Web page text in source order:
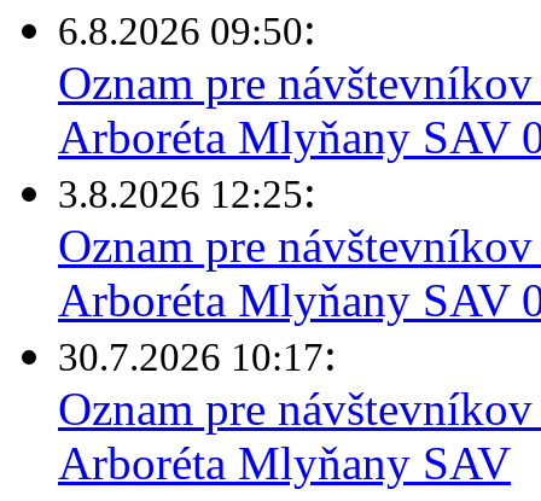
6.8.2026 09:50:
Oznam pre
Arboréta Mlyňany SAV
3.8.2026 12:25:
Oznam pre
Arboréta Mlyňany SAV
30.7.2026 10:17:
Oznam pre
Arboréta Mlyňany SAV